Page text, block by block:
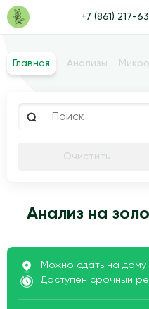
+7 (861) 217-
Главная Анализы
Очистить
Анализ на
Можно сдать на дому
Доступен срочный